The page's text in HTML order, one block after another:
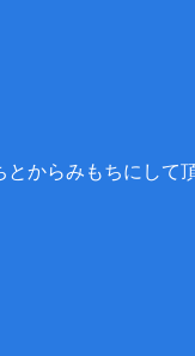
からみもちにして